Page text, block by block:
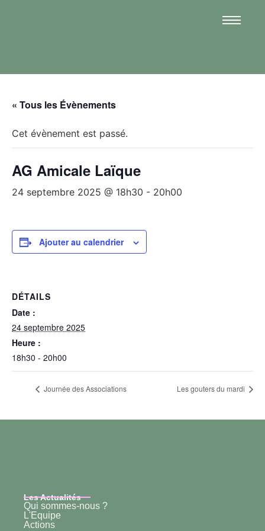
« Tous les Évènements
Cet évènement est passé.
AG Amicale Laïque
24 septembre 2025 @ 18h30 - 20h00
Ajouter au calendrier
DÉTAILS
Date :
24 septembre 2025
Heure :
18h30 - 20h00
Journée des Associations Les gouters du mardi
Les Actualités
Qui sommes-nous ?
L'Equipe
Actions